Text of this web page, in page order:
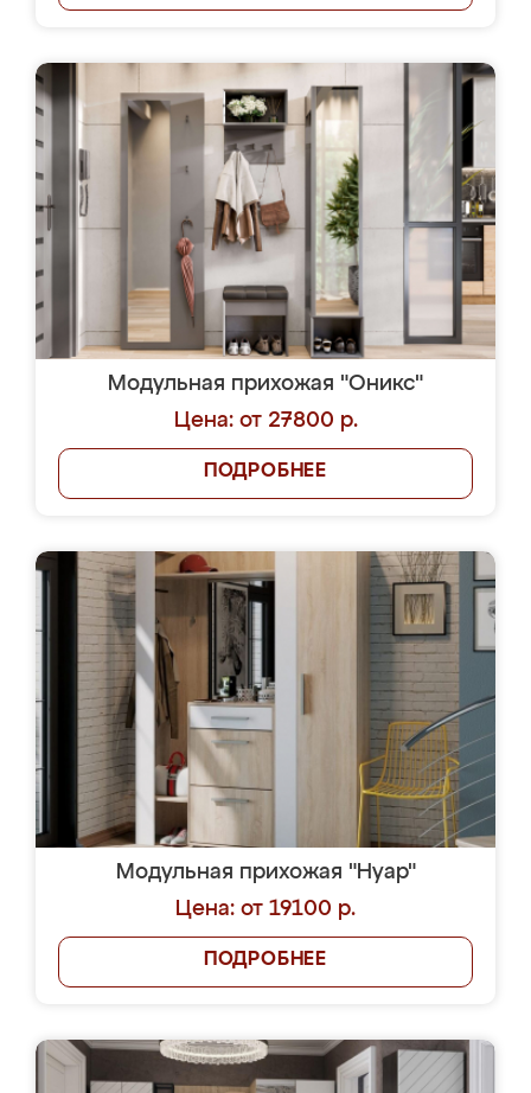
Модульная прихожая "Оникс"
Цена: от 27800 р.
ПОДРОБНЕЕ
Модульная прихожая "Нуар"
Цена: от 19100 р.
ПОДРОБНЕЕ